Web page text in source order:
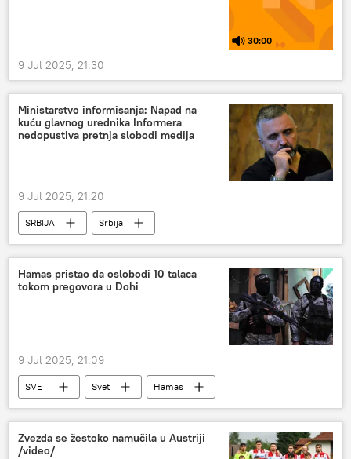
30:00
9 Jul 2025, 21:30
Ministarstvo informisanja: Napad na
kuću glavnog urednika Informera
nedopustiva pretnja slobodi medija
9 Jul 2025, 21:20
SRBIJA Srbija
Hamas pristao da oslobodi 10 talaca
tokom pregovora u Dohi
9 Jul 2025, 21:09
SVET Svet
Hamas
Pojas Gaze
Izrael taoci
Zvezda se žestoko namučila u Austriji
/video/